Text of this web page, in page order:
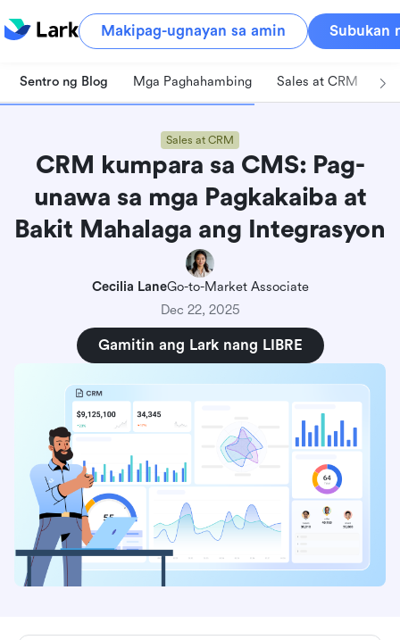
Makipag-ugnayan sa amin Subukan
Sentro ng Blog Mga Paghahambing Sales at CRM
Sales at CRM
CRM kumpara sa CMS: Pag-
unawa sa mga Pagkakaiba at
Bakit Mahalaga ang Integrasyon
Cecilia LaneGo-to-Market Associate
Dec 22, 2025
Gamitin ang Lark nang LIBRE
Ano ang CRM at bakit ito ginagamit ng mga